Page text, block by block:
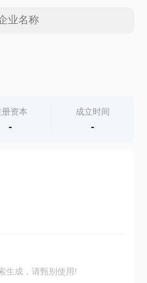
册资本
-
成立时间
-
生成，请甄别使用!